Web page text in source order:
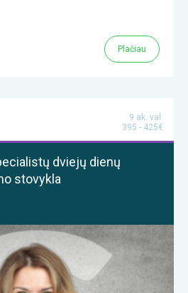
Plačiau
9 ak. val.
395 - 425€
dviejų dienų
stovykla